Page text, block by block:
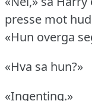
presse mot
«Hun overga
«Hva sa hun?»
«Ingenting.»